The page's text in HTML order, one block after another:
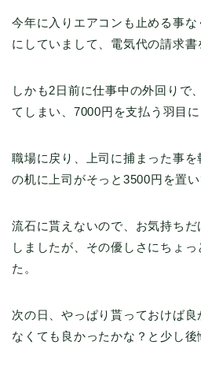
今年に入りエアコンも止める事
にしていまして、電気代の請求書
しかも2日前に仕事中の外回りで
てしまい、7000円を支払う羽目に
職場に戻り、上司に捕まった事
の机に上司がそっと3500円を置
流石に貰えないので、お気持ち
しましたが、その優しさにちょ
た。
次の日、やっぱり貰っておけば
なくても良かったかな？と少し後